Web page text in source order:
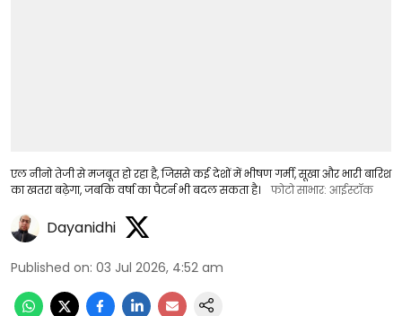
एल नीनो तेजी से मजबूत हो रहा है, जिससे कई देशों में भीषण गर्मी, सूखा और भारी बारिश
का खतरा बढ़ेगा, जबकि वर्षा का पैटर्न भी बदल सकता है।
फोटो साभार: आईस्टॉक
Dayanidhi
Published on: 03 Jul 2026, 4:52 am